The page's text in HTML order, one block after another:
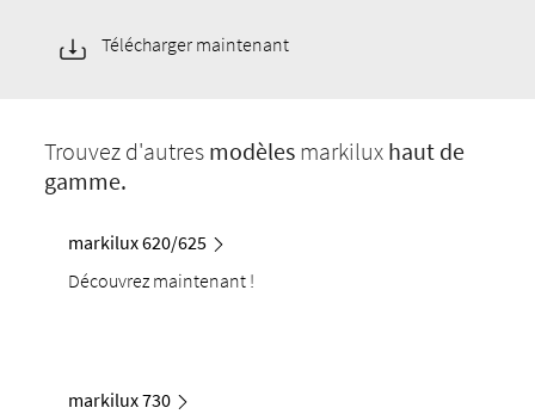
Télécharger maintenant
Trouvez d'autres modèles markilux haut de
gamme.
markilux 620/625
Découvrez maintenant !
markilux 730